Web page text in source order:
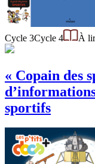
Cycle 3Cycle 4 À
« Copain des
sportifs